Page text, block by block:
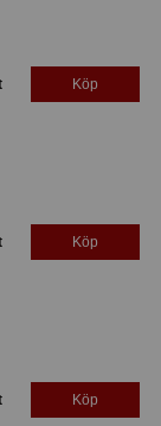
Köp
Köp
Köp